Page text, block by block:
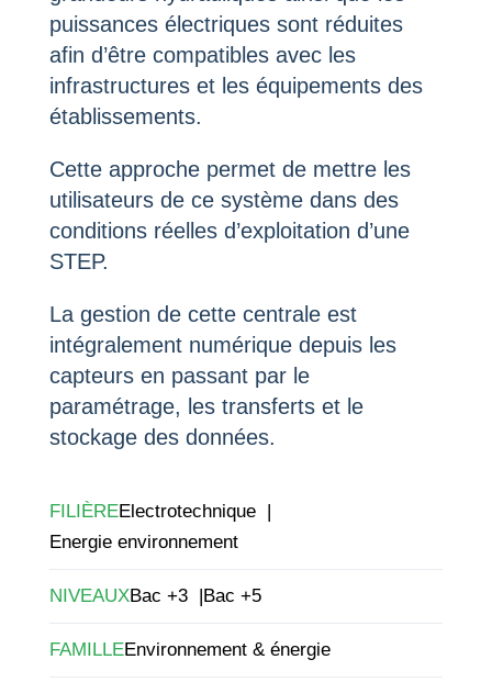
puissances électriques sont réduites
afin d’être compatibles avec les
infrastructures et les équipements des
établissements.
Cette approche permet de mettre les
utilisateurs de ce système dans des
conditions réelles d’exploitation d’une
STEP.
La gestion de cette centrale est
intégralement numérique depuis les
capteurs en passant par le
paramétrage, les transferts et le
stockage des données.
FILIÈREElectrotechnique
Energie environnement
NIVEAUXBac +3 Bac +5
FAMILLEEnvironnement & énergie